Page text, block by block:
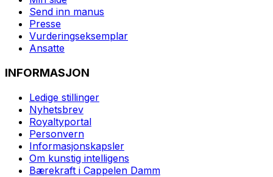
Send inn manus
Presse
Vurderingseksemplar
Ansatte
INFORMASJON
Ledige stillinger
Nyhetsbrev
Royaltyportal
Personvern
Informasjonskapsler
Om kunstig intelligens
Bærekraft i Cappelen Damm